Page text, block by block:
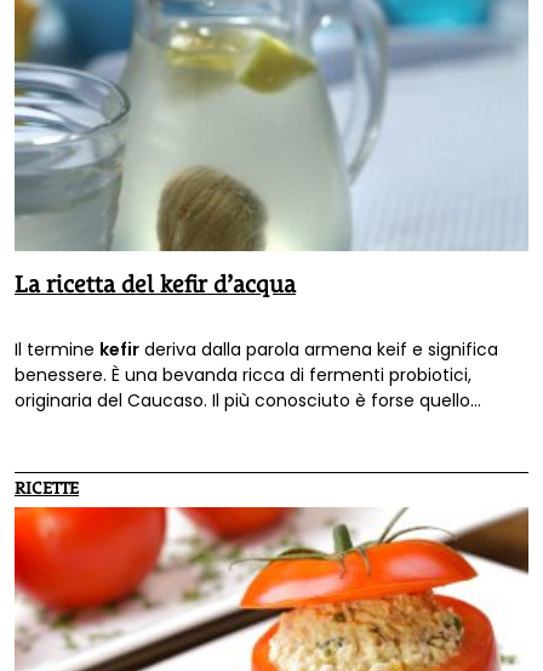
La ricetta del kefir d’acqua
Il termine kefir deriva dalla parola armena keif e significa
benessere. È una bevanda ricca di fermenti probiotici,
originaria del Caucaso. Il più conosciuto è forse quello
RICETTE